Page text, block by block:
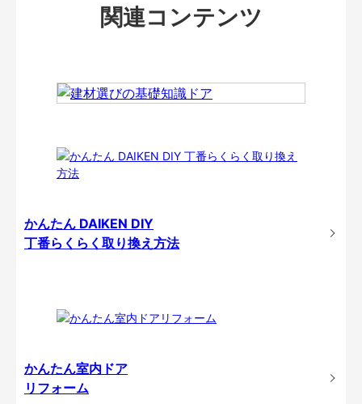
関連コンテンツ
かんたん DAIKEN DIY
丁番らくらく取り換え方法
かんたん室内ドア
リフォーム